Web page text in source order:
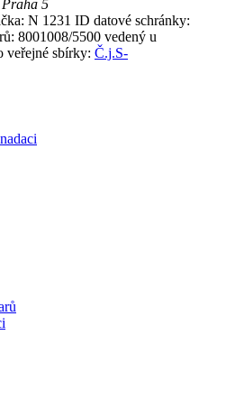
5
N 1231 ID datové schránky:
8001008/5500 vedený u
veřejné sbírky: Č.j.S-